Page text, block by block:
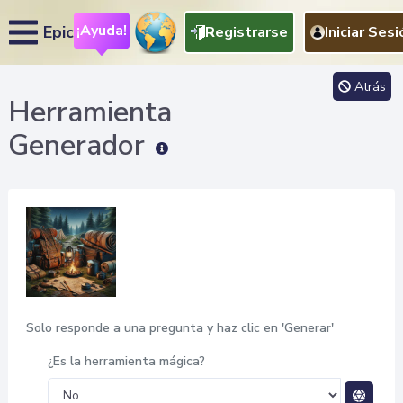
Epic¡Ayuda! Registrarse Iniciar
Herramienta
Generador
Atrás
Solo responde a una pregunta y haz clic en 'Generar'
¿Es la herramienta mágica?